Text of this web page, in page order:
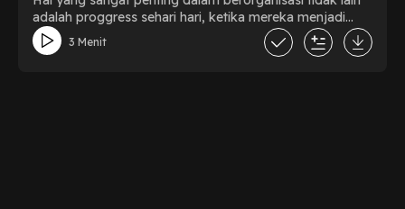
adalah proggress sehari hari, ketika mereka menjadi
artis dari peran yang mereka pilih.
3 Menit